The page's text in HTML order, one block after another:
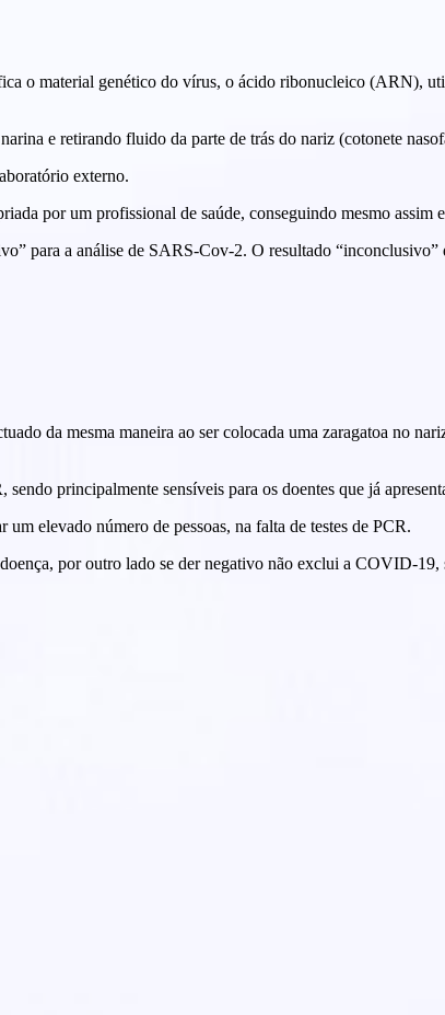
o material genético do vírus, o ácido ribonucleico (ARN),
e retirando fluido da parte de trás do nariz (cotonete
externo.
por um profissional de saúde, conseguindo mesmo
para a análise de SARS-Cov-2. O resultado
da mesma maneira ao ser colocada uma zaragatoa no
sendo principalmente sensíveis para os doentes que já
um elevado número de pessoas, na falta de testes de PCR.
por outro lado se der negativo não exclui a COVID-19,